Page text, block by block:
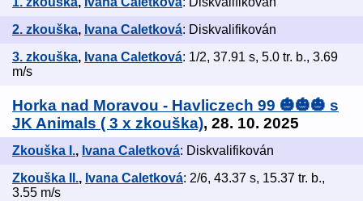
2. zkouška, Ivana Caletková: Diskvalifikován
3. zkouška, Ivana Caletková: 1/2, 37.91 s, 5.0 tr. b., 3.69
m/s
Horka nad Moravou - Havliczech 99 🎃🎃🎃 s
JK Animals ( 3 x zkouška), 28. 10. 2025
Zkouška I., Ivana Caletková: Diskvalifikován
Zkouška II., Ivana Caletková: 2/6, 43.37 s, 15.37 tr. b.,
3.55 m/s